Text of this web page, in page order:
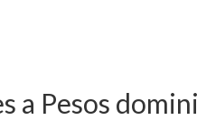
a Pesos